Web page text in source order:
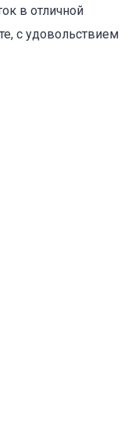
в отличной
с удовольствием